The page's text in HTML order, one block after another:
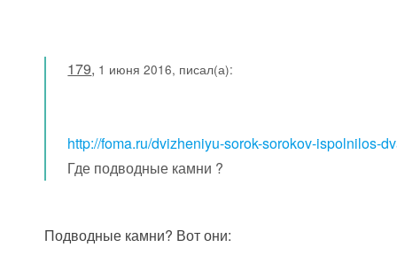
179, 1 июня 2016, писал(а):
http://foma.ru/dvizheniyu-sorok-sorokov-ispolnilos-
Где подводные камни ?
Подводные камни? Вот они: